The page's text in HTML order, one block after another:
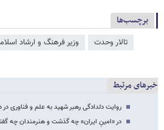
برچسب‌ها
تالار وحدت وزیر فرهنگ و ارشاد
خبرهای مرتبط
روایت دلدادگی رهبر شهید به علم و فناوری
در «امینِ ایران» چه گذشت و هنرمندان چه